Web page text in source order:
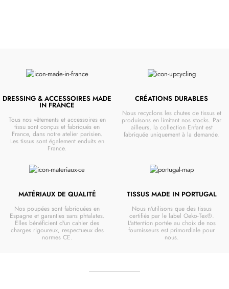
DRESSING & ACCESSOIRES MADE
IN FRANCE
Tous nos vêtements et accessoires en
tissu sont conçus et fabriqués en
France, dans notre atelier parisien.
Les tissus sont également enduits en
France.
CRÉATIONS DURABLES
Nous recyclons les chutes de tissus et
produisons en limitant nos stocks. Par
ailleurs, la collection Enfant est
fabriquée uniquement à la demande.
MATÉRIAUX DE QUALITÉ
Nos poupées sont fabriquées en
Espagne et garanties sans phtalates.
Elles bénéficient d'un cahier des
charges rigoureux, respectueux des
normes CE.
TISSUS MADE IN PORTUGAL
Nous n'utilisons que des tissus
certifiés par le label Oeko-Tex®.
L'attention portée au choix de nos
fournisseurs est primordiale pour
nous.